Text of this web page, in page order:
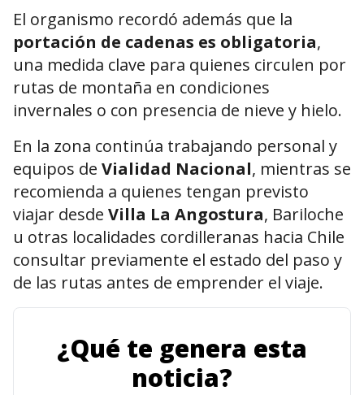
El organismo recordó además que la
portación de cadenas es obligatoria,
una medida clave para quienes circulen por
rutas de montaña en condiciones
invernales o con presencia de nieve y hielo.
En la zona continúa trabajando personal y
equipos de Vialidad Nacional, mientras se
recomienda a quienes tengan previsto
viajar desde Villa La Angostura, Bariloche
u otras localidades cordilleranas hacia Chile
consultar previamente el estado del paso y
de las rutas antes de emprender el viaje.
¿Qué te genera esta
noticia?